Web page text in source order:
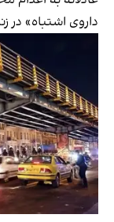
داروی اشتباه» در